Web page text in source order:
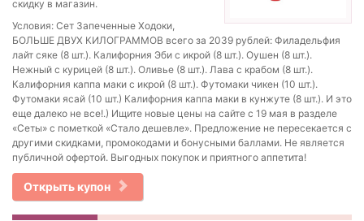
скидку в магазин.
Условия: Сет Запеченные Ходоки,
БОЛЬШЕ ДВУХ КИЛОГРАММОВ всего за 2039 рублей: Филадельфия
лайт сяке (8 шт.). Калифорния Эби с икрой (8 шт.). Оушен (8 шт.).
Нежный с курицей (8 шт.). Оливье (8 шт.). Лава с крабом (8 шт.).
Калифорния каппа маки с икрой (8 шт.). Футомаки чикен (10 шт.).
Футомаки ясай (10 шт.) Калифорния каппа маки в кунжуте (8 шт.). И это
еще далеко не все!.) Ищите новые цены на сайте с 19 мая в разделе
«Сеты» с пометкой «Стало дешевле». Предложение не пересекается с
другими скидками, промокодами и бонусными баллами. Не является
публичной офертой. Выгодных покупок и приятного аппетита!
Открыть купон